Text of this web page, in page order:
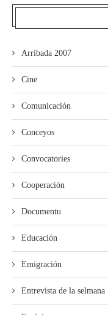
Arribada 2007
Cine
Comunicación
Conceyos
Convocatories
Cooperación
Documentu
Educación
Emigración
Entrevista de la selmana